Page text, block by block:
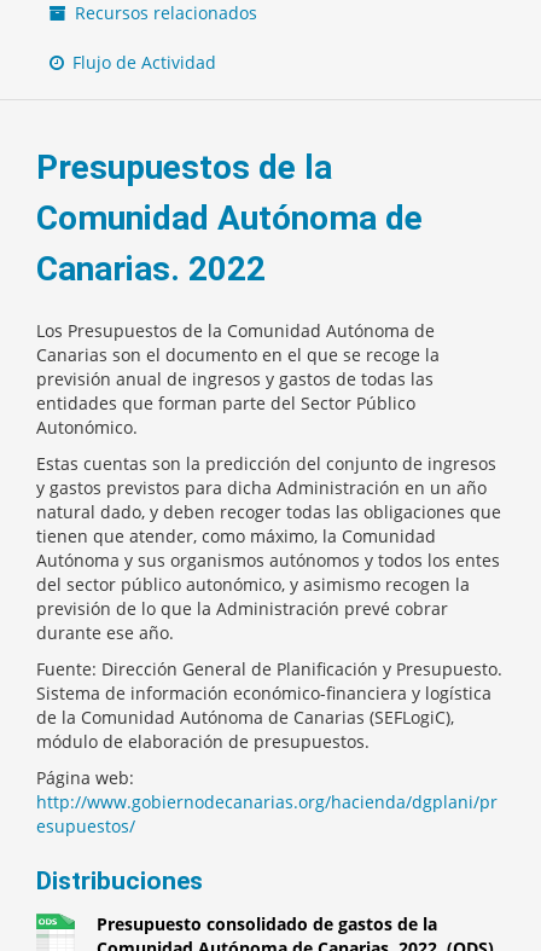
Recursos relacionados
Flujo de Actividad
Presupuestos de la
Comunidad Autónoma de
Canarias. 2022
Los Presupuestos de la Comunidad Autónoma de
Canarias son el documento en el que se recoge la
previsión anual de ingresos y gastos de todas las
entidades que forman parte del Sector Público
Autonómico.
Estas cuentas son la predicción del conjunto de ingresos
y gastos previstos para dicha Administración en un año
natural dado, y deben recoger todas las obligaciones que
tienen que atender, como máximo, la Comunidad
Autónoma y sus organismos autónomos y todos los entes
del sector público autonómico, y asimismo recogen la
previsión de lo que la Administración prevé cobrar
durante ese año.
Fuente: Dirección General de Planificación y Presupuesto.
Sistema de información económico-financiera y logística
de la Comunidad Autónoma de Canarias (SEFLogiC),
módulo de elaboración de presupuestos.
Página web:
http://www.gobiernodecanarias.org/hacienda/dgplani/pr
esupuestos/
Distribuciones
Presupuesto consolidado de gastos de la